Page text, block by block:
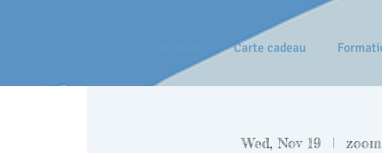
Carte cadeau
Wed, Nov 19
  |
zoom